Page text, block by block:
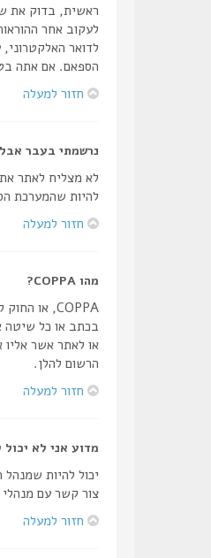
לעקוב אחר
לדואר
הספאם. אם אתה
חזור למעלה
נרשמתי בעבר
לא מצליח לאתר
להיות שהמערכת
חזור למעלה
מהו COPPA?
הרשום להלן.
חזור למעלה
מדוע אני לא
צור קשר עם
חזור למעלה